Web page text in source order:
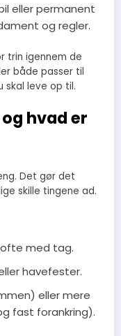
eller permanent
og regler.
trin igennem de
både passer til
skal leve op til.
hvad er
Det gør det
skille tingene ad.
med tag.
havefester.
eller mere
fast forankring).